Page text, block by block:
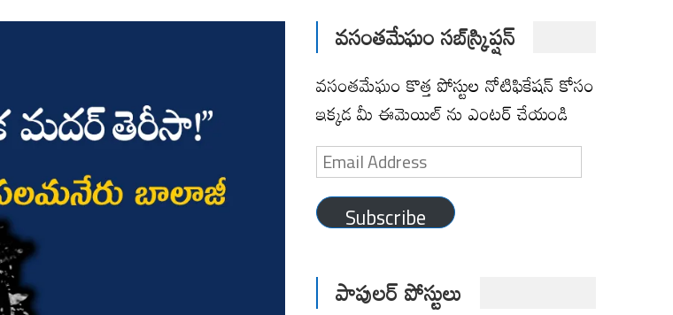
వసంతమేఘం సబ్‌స్క్రిప్షన్
వసంతమేఘం కొత్త పోస్టుల నోటిఫికేషన్ కోసం
ఇక్కడ మీ ఈమెయిల్ ను ఎంటర్ చేయండి
Email
Address
Subscribe
పాపులర్ పోస్టులు